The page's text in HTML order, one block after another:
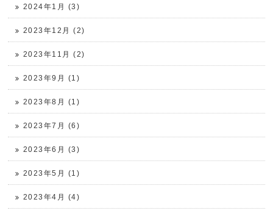
2024年1月 (3)
2023年12月 (2)
2023年11月 (2)
2023年9月 (1)
2023年8月 (1)
2023年7月 (6)
2023年6月 (3)
2023年5月 (1)
2023年4月 (4)